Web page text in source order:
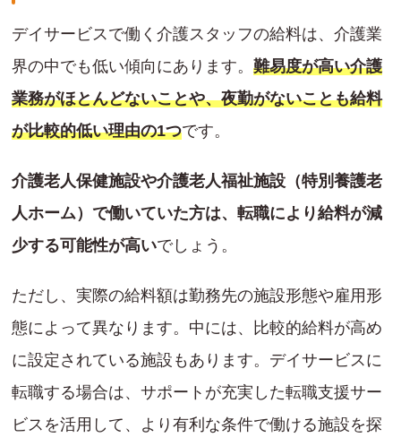
デイサービスで働く介護スタッフの給料は、介護業
界の中でも低い傾向にあります。 難易度が高い介護
業務がほとんどないことや、夜勤がないことも給料
が比較的低い理由の1つです。
介護老人保健施設や介護老人福祉施設（特別養護老
人ホーム）で働いていた方は、転職により給料が減
少する可能性が高いでしょう。
ただし、実際の給料額は勤務先の施設形態や雇用形
態によって異なります。中には、比較的給料が高め
に設定されている施設もあります。デイサービスに
転職する場合は、サポートが充実した転職支援サー
ビスを活用して、より有利な条件で働ける施設を探